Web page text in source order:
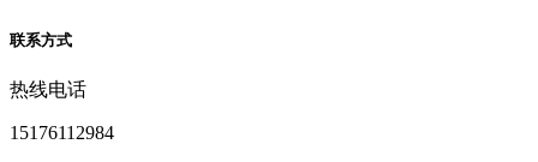
联系方式
热线电话
15176112984